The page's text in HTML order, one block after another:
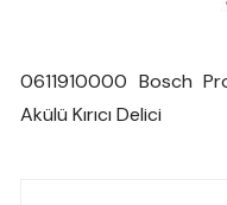
0611910000 Bosch
Akülü Kırıcı Delici